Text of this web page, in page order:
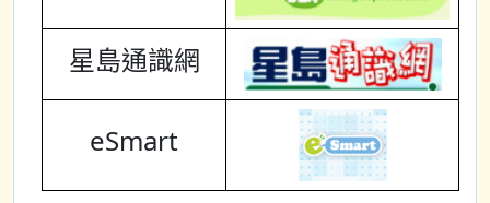
星島通識網
eSmart